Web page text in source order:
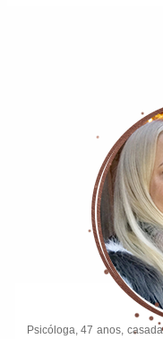
Psicóloga, 47 anos,